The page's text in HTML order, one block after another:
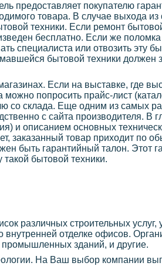
предоставляет покупателю
товара. В случае выхода
техники. Если ремонт
бесплатно. Если же
специалиста или отвозить эту
бытовой техники должен
Если на выставке, где
попросить прайс-лист
со склада. Еще одним из самых
с сайта производителя. В
и описанием основных
заказанный товар приходит по
быть гарантийный талон. Этот
бытовой техники.
различных строительных услуг,
отделке офисов.
промышленных зданий, и другие.
На Ваш выбор компании